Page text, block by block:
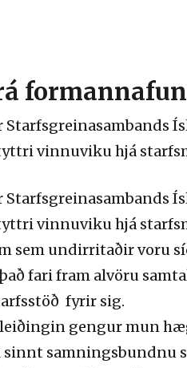
vinnuviku hjá
vinnuviku hjá
sem undirritaðir voru
það fari fram alvöru
fyrir sig.
gengur mun
samningsbundnu